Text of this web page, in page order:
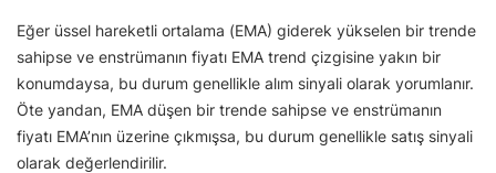
Eğer üssel hareketli ortalama (EMA) giderek yükselen bir trende
sahipse ve enstrümanın fiyatı EMA trend çizgisine yakın bir
konumdaysa, bu durum genellikle alım sinyali olarak yorumlanır.
Öte yandan, EMA düşen bir trende sahipse ve enstrümanın
fiyatı EMA’nın üzerine çıkmışsa, bu durum genellikle satış sinyali
olarak değerlendirilir.